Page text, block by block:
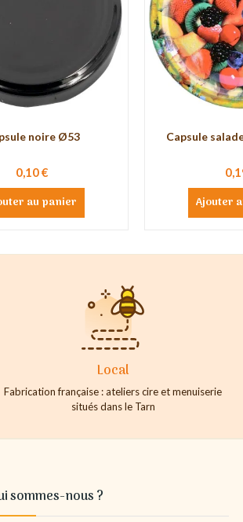
noire Ø53
0,10 €
au panier
Capsule
Ajouter
Local
Fabrication française : ateliers cire et menuiserie
situés dans le Tarn
sommes-nous ?